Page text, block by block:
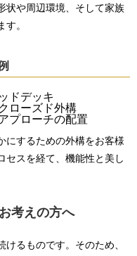
状や周辺環境、そして家族
。
ドデッキ
ローズド外構
プローチの配置
にするための外構をお客様
セスを経て、機能性と美し
考えの方へ
るものです。そのため、